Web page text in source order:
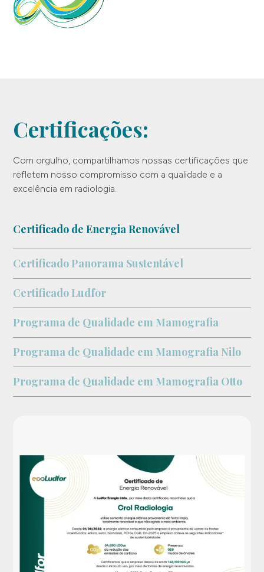
Certificações:
Com orgulho, compartilhamos nossas certificações que
refletem nosso compromisso com a qualidade e a
excelência em radiologia.
Certificado de Energia Renovável
Certificado Panorama Sustentável
Certificado Ludfor
Programa de Qualidade em Mamografia
Programa de Qualidade em Mamografia Nilo
Programa de Qualidade em Mamografia Otto